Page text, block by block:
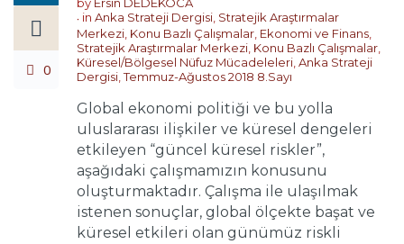
0
by Ersin DEDEKOCA
in Anka Strateji Dergisi, Stratejik Araştırmalar
Merkezi, Konu Bazlı Çalışmalar, Ekonomi ve Finans,
Stratejik Araştırmalar Merkezi, Konu Bazlı Çalışmalar,
Küresel/Bölgesel Nüfuz Mücadeleleri,Anka Strateji
Dergisi,Temmuz-Ağustos 2018 8.Sayı
Global ekonomi politiği ve bu yolla
uluslararası ilişkiler ve küresel dengeleri
etkileyen “güncel küresel riskler”,
aşağıdaki çalışmamızın konusunu
oluşturmaktadır. Çalışma ile ulaşılmak
istenen sonuçlar, global ölçekte başat ve
küresel etkileri olan günümüz riskli